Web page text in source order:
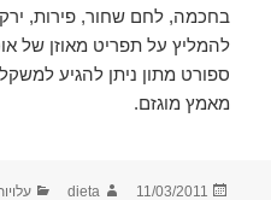
בחכמה, לחם שחור, פירות,
להמליץ על תפריט מאוזן של
ספורט מתון ניתן להגיע
מאמץ מוגזם.
פורסם
11/03/2011 מחבר
dieta